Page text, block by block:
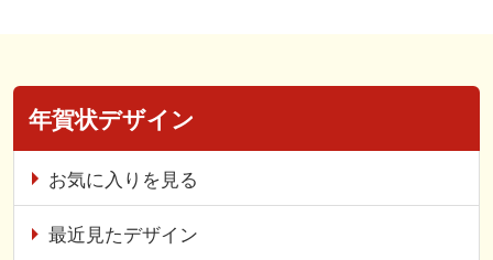
年賀状デザイン
お気に入りを見る
最近見たデザイン